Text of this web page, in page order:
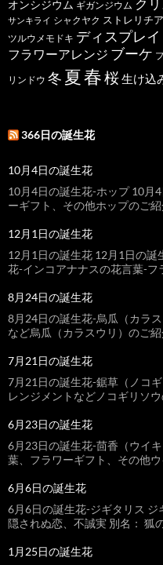
オンシジウム ギガンジウム ク
サンキライ シャクヤク ストレリチア
ツルウメモドキ ディスプレイ
フラワーアレンジ ブーケ
リンドウ 冬 夏春桜生け込
366日の誕生花
10月4日の誕生花
10月4日の誕生花-ホップ 10月
ーギフト、その他ホップのご
12月1日の誕生花
12月1日の誕生花 12月1日の
花-インコアナナスの花言葉-フ
8月24日の誕生花
8月24日の誕生花-烏瓜（カラ
など烏瓜（カラスウリ）のご
7月21日の誕生花
7月21日の誕生花-鋸草（ノコ
レンジメントなどノコギリソ
6月23日の誕生花
6月23日の誕生花-茴香（ウイ
葉、フラワーギフト、その他
6月6日の誕生花
6月6日の誕生花-ジギタリス ジ
隠されぬ恋、不誠実 別名： 狐
1月25日の誕生花